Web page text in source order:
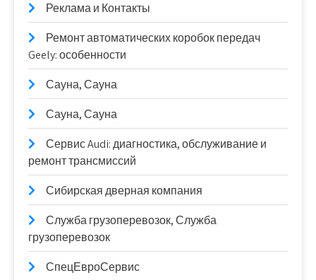
Реклама и Контакты
Ремонт автоматических коробок передач
Geely: особенности
Сауна, Сауна
Сауна, Сауна
Сервис Audi: диагностика, обслуживание и
ремонт трансмиссий
Сибирская дверная компания
Служба грузоперевозок, Служба
грузоперевозок
СпецЕвроСервис